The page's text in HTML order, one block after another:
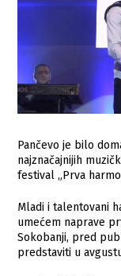
Pančevo je bilo
najznačajnijih
festival „Prva
Mladi i talentovani
umećem naprave
Sokobanji, pred
predstaviti u